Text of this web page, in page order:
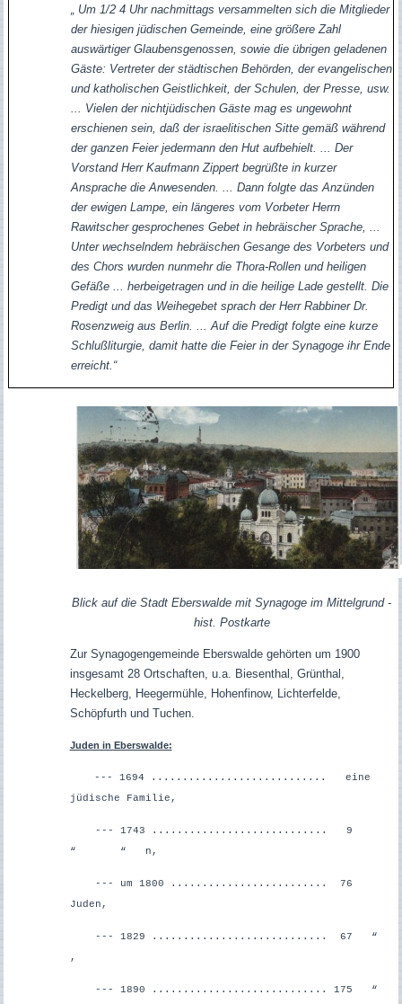
„ Um 1/2 4 Uhr nachmittags versammelten sich die Mitglieder
der hiesigen jüdischen Gemeinde, eine größere Zahl
auswärtiger Glaubensgenossen, sowie die übrigen geladenen
Gäste: Vertreter der städtischen Behörden, der evangelischen
und katholischen Geistlichkeit, der Schulen, der Presse, usw.
... Vielen der nichtjüdischen Gäste mag es ungewohnt
erschienen sein, daß der israelitischen Sitte gemäß während
der ganzen Feier jedermann den Hut aufbehielt. ... Der
Vorstand Herr Kaufmann Zippert begrüßte in kurzer
Ansprache die Anwesenden. ... Dann folgte das Anzünden
der ewigen Lampe, ein längeres vom Vorbeter Herrn
Rawitscher gesprochenes Gebet in hebräischer Sprache, ...
Unter wechselndem hebräischen Gesange des Vorbeters und
des Chors wurden nunmehr die Thora-Rollen und heiligen
Gefäße ... herbeigetragen und in die heilige Lade gestellt. Die
Predigt und das Weihegebet sprach der Herr Rabbiner Dr.
Rosenzweig aus Berlin. ... Auf die Predigt folgte eine kurze
Schlußliturgie, damit hatte die Feier in der Synagoge ihr Ende
erreicht.“
Blick auf die Stadt Eberswalde mit Synagoge im Mittelgrund -
hist. Postkarte
Zur Synagogengemeinde Eberswalde gehörten um 1900
insgesamt 28 Ortschaften, u.a. Biesenthal, Grünthal,
Heckelberg, Heegermühle, Hohenfinow, Lichterfelde,
Schöpfurth und Tuchen.
Juden in Eberswalde:
--- 1694 ............................ eine
jüdische Familie,
--- 1743 ............................ 9
“ “ n,
--- um 1800 ......................... 76
Juden,
--- 1829 ............................ 67 “
,
--- 1890 ............................ 175 “